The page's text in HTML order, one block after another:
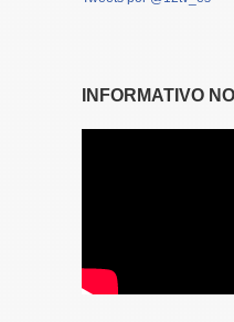
INFORMATIVO